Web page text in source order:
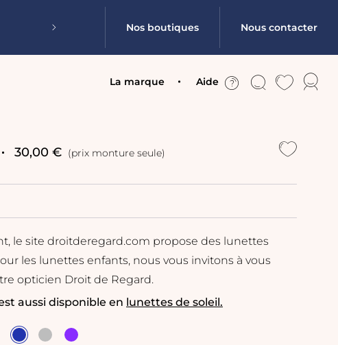
Nos boutiques Nous contacter
La marque Aide
30,00 € (prix monture seule)
le site droitderegard.com propose des lunettes
les lunettes enfants, nous vous invitons à vous
opticien Droit de Regard.
aussi disponible en lunettes de soleil.